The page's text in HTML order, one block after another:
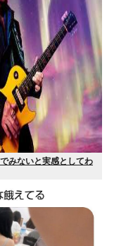
みないと実感としてわ